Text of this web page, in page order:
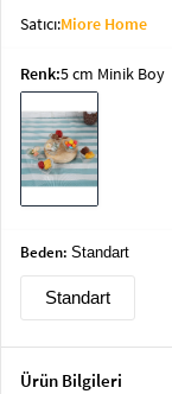
T-Shirt
Giyimkeyboard_arrow_down
Takımlarkeyboard_arrow_down
Giyimkeyboard_arrow_down
keyboard_arrow_down
Satıcı:Miore Home
Renk:5 cm Minik Boy
Beden: Standart
Standart
Ürün Bilgileri